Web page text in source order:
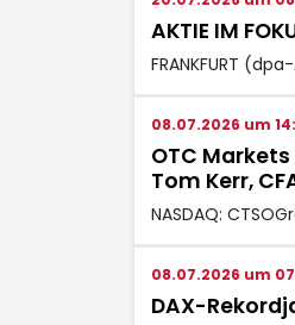
AKTIE IM
FRANKFURT
08.07.2026 um
OTC
Tom Kerr,
NASDAQ:
08.07.2026 um
DAX-